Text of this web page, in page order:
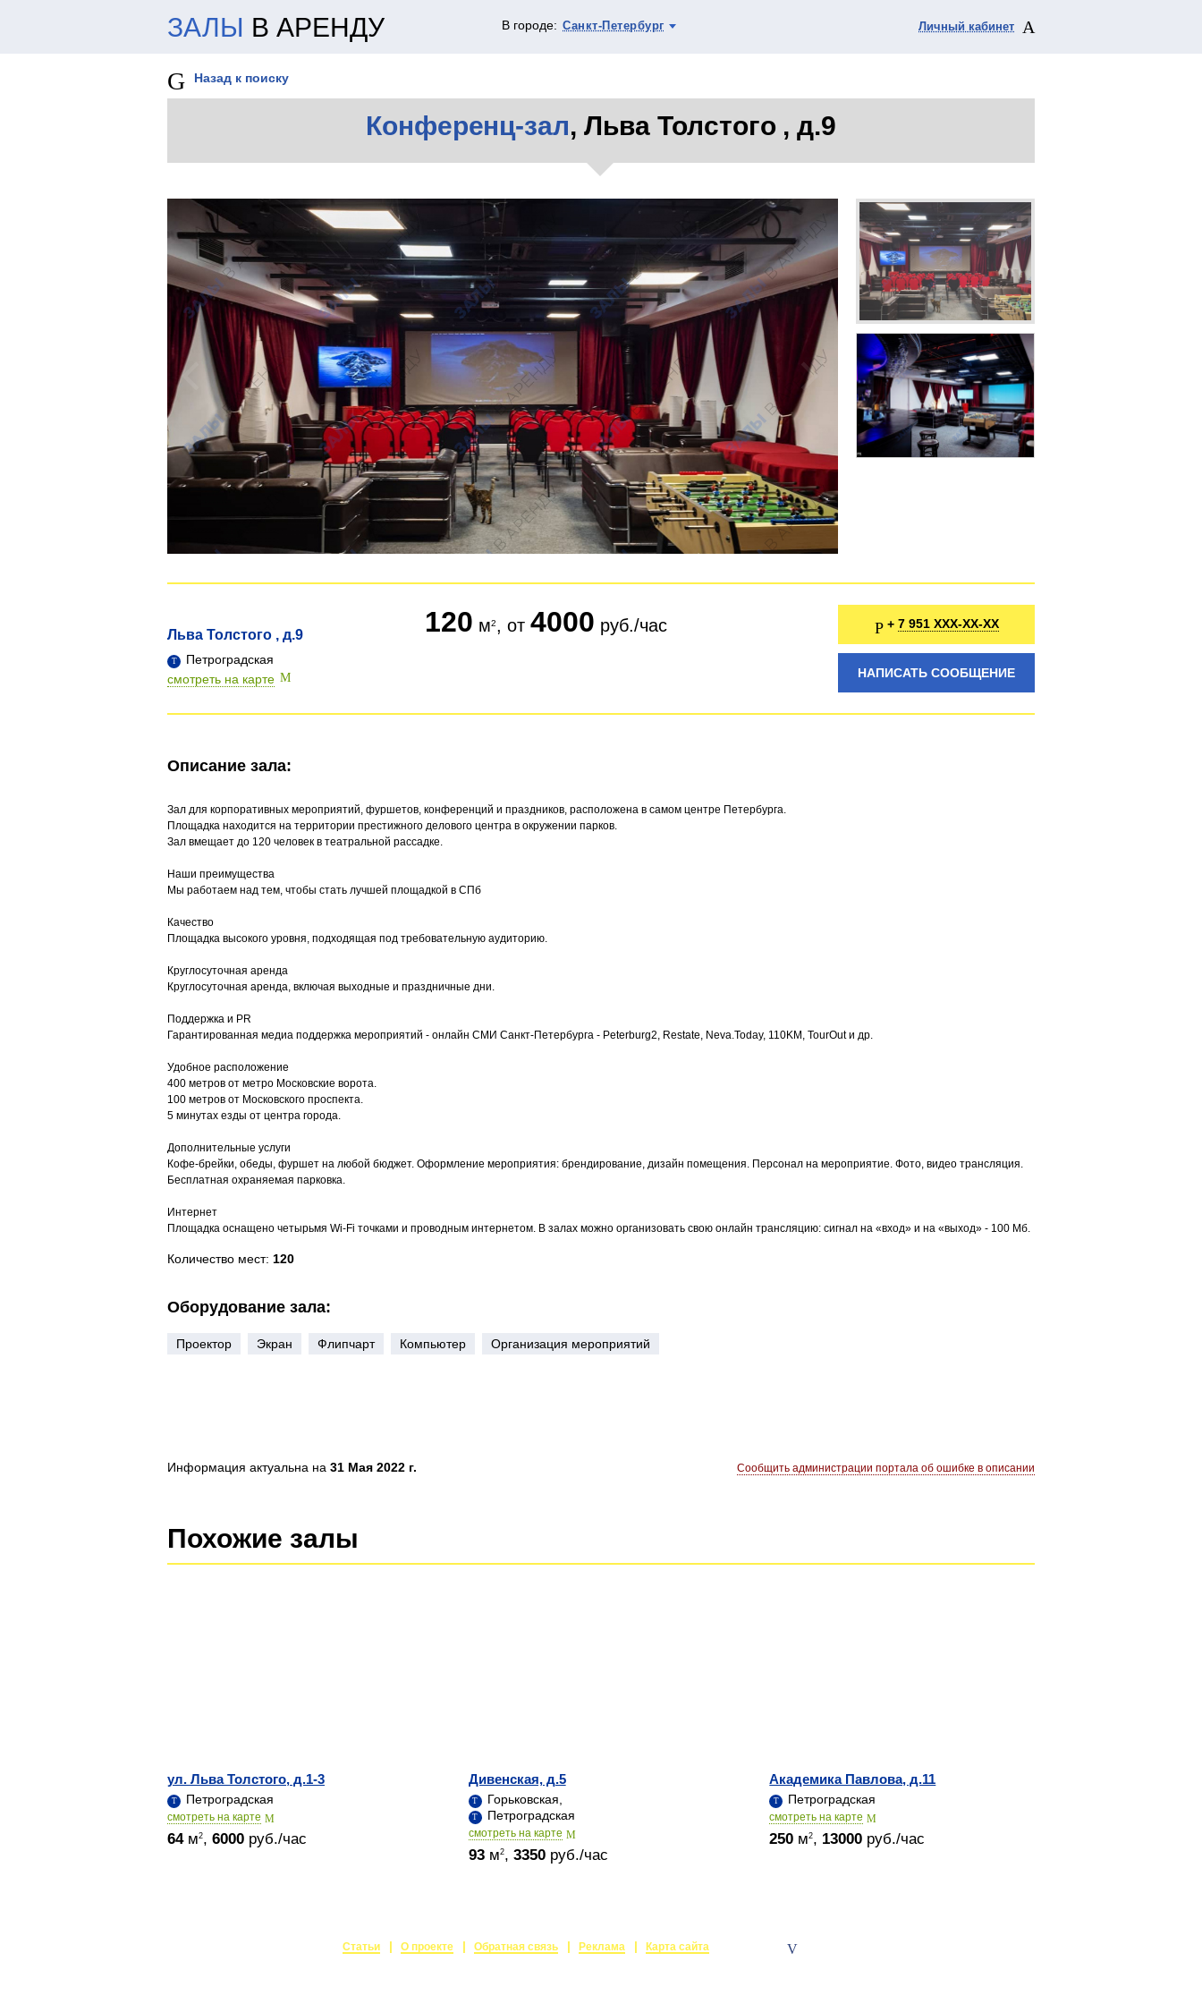
ЗАЛЫ В АРЕНДУ В городе: Санкт-Петербург Личный кабинет
Назад к поиску
Конференц-зал, Льва Толстого , д.9
Льва Толстого , д.9
Петроградская
смотреть на карте
120 м , от4000 руб./час + 7 951 XXX-XX-XX
НАПИСАТЬ СООБЩЕНИЕ
Описание зала:
Зал для корпоративных мероприятий, фуршетов, конференций и праздников, расположена в самом центре Петербурга.
Площадка находится на территории престижного делового центра в окружении парков.
Зал вмещает до 120 человек в театральной рассадке.
Наши преимущества
Мы работаем над тем, чтобы стать лучшей площадкой в СПб
Качество
Площадка высокого уровня, подходящая под требовательную аудиторию.
Круглосуточная аренда
Круглосуточная аренда, включая выходные и праздничные дни.
Поддержка и PR
Гарантированная медиа поддержка мероприятий - онлайн СМИ Санкт-Петербурга - Peterburg2, Restate, Neva.Today, 110KM, TourOut и др.
Удобное расположение
400 метров от метро Московские ворота.
100 метров от Московского проспекта.
5 минутах езды от центра города.
Дополнительные услуги
Кофе-брейки, обеды, фуршет на любой бюджет. Оформление мероприятия: брендирование, дизайн помещения. Персонал на мероприятие. Фото, видео трансляция.
Бесплатная охраняемая парковка.
Интернет
Площадка оснащено четырьмя Wi-Fi точками и проводным интернетом. В залах можно организовать свою онлайн трансляцию: сигнал на «вход» и на «выход» - 100 Мб.
Количество мест: 120
Оборудование зала:
Проектор Экран Флипчарт Компьютер Организация мероприятий
Сообщить администрации портала об ошибке в описании
Информация актуальна на 31 Мая 2022 г.
Похожие залы
ул. Льва Толстого, д.1-3
Петроградская
cмотреть на карте
64м2, 6000 руб./час
Дивенская, д.5
Горьковская,
Петроградская
cмотреть на карте
93м2, 3350руб./час
Академика Павлова, д.11
Петроградская
cмотреть на карте
250 м2, 13000 руб./час
Статьи О проекте Обратная связь Реклама Карта сайта